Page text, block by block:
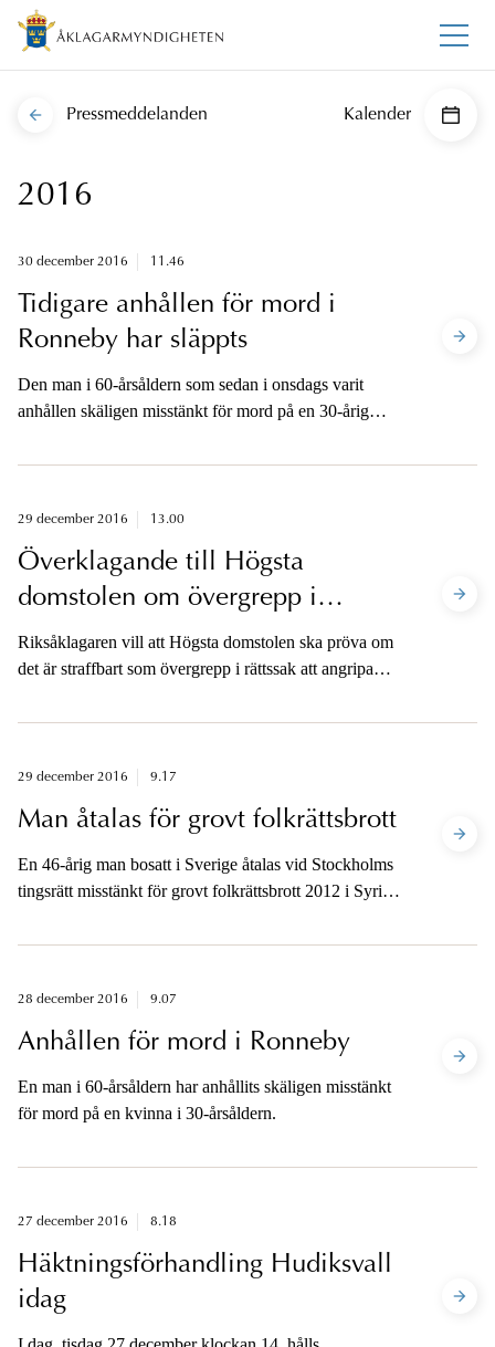
Pressmeddelanden Kalender
2016
30 december 2016 11.46
Tidigare anhållen för mord i
Ronneby har släppts
Den man i 60-årsåldern som sedan i onsdags varit
anhållen skäligen misstänkt för mord på en 30-årig
brottsmisstanken lagts ned.
29 december 2016 13.00
Överklagande till Högsta
domstolen om övergrepp i
rättssak
Riksåklagaren vill att Högsta domstolen ska pröva om
det är straffbart som övergrepp i rättssak att angripa
uppgifter som inte varit av omedelbar betydelse för
29 december 2016 9.17
Man åtalas för grovt folkrättsbrott
En 46-årig man bosatt i Sverige åtalas vid Stockholms
tingsrätt misstänkt för grovt folkrättsbrott 2012 i Syrien.
28 december 2016 9.07
Anhållen för mord i Ronneby
En man i 60-årsåldern har anhållits skäligen misstänkt
för mord på en kvinna i 30-årsåldern.
27 december 2016 8.18
Häktningsförhandling Hudiksvall
idag